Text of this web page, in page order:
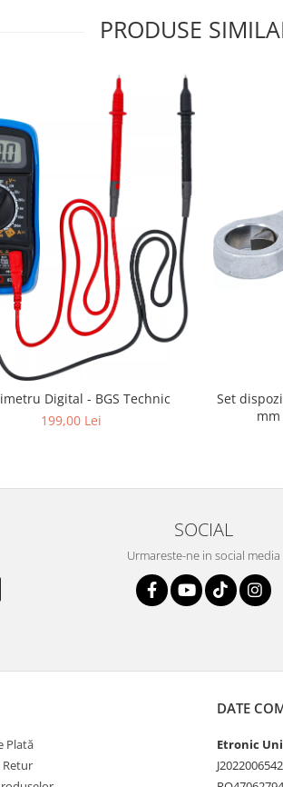
PRODUSE
Digital - BGS Technic
199,00 Lei
Set
SOCIAL
Urmareste-ne in social media
Plată
Retur
DATE
Etronic